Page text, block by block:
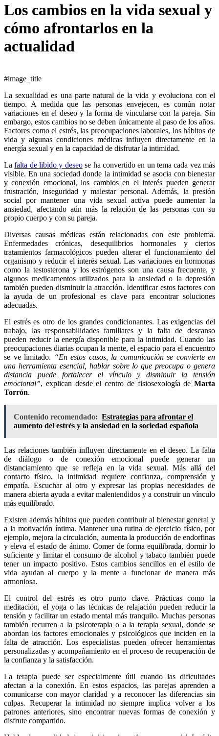
Los cambios en la vida sexual y
cómo afrontarlos en la
actualidad
#image_title
La sexualidad es una parte natural de la vida y evoluciona con el
tiempo. A medida que las personas envejecen, es común notar
variaciones en el deseo y la forma de vincularse con la pareja. Sin
embargo, estos cambios no se deben únicamente al paso de los años.
Factores como el estrés, las preocupaciones laborales, los hábitos de
vida y algunas condiciones médicas influyen directamente en la
energía sexual y en la capacidad de disfrutar la intimidad.
Lafalta de libido y deseose ha convertido en un tema cada vez más
visible. En una sociedad donde la intimidad se asocia con bienestar
y conexión emocional, los cambios en el interés pueden generar
frustración, inseguridad y malestar personal. Además, la presión
social por mantener una vida sexual activa puede aumentar la
ansiedad, afectando aún más la relación de las personas con su
propio cuerpo y con su pareja.
Diversas causas médicas están relacionadas con este problema.
Enfermedades crónicas, desequilibrios hormonales y ciertos
tratamientos farmacológicos pueden alterar el funcionamiento del
organismo y reducir el interés sexual. Las variaciones en hormonas
como la testosterona y los estrógenos son una causa frecuente, y
algunos medicamentos utilizados para la ansiedad o la depresión
también pueden disminuir la atracción. Identificar estos factores con
la ayuda de un profesional es clave para encontrar soluciones
adecuadas.
El estrés es otro de los grandes condicionantes. Las exigencias del
trabajo, las responsabilidades familiares y la falta de descanso
pueden reducir la energía disponible para la intimidad. Cuando las
preocupaciones diarias ocupan la mente, el espacio para el encuentro
se ve limitado. “En estos casos, la comunicación se convierte en
una herramienta esencial, hablar sobre lo que preocupa o genera
distancia puede fortalecer el vínculo y disminuir la tensión
emocional”, explican desde el centro de fisiosexología de Marta
Torrón.
Contenido recomendado: Estrategias para afrontar el
aumento del estrés y la ansiedad en la sociedad española
Las relaciones también influyen directamente en el deseo. La falta
de diálogo o de conexión emocional puede generar un
distanciamiento que se refleja en la vida sexual. Más allá del
contacto físico, la intimidad requiere confianza, comprensión y
empatía. Escuchar al otro y expresar las propias necesidades de
manera abierta ayuda a evitar malentendidos y a construir un vínculo
más equilibrado.
Existen además hábitos que pueden contribuir al bienestar general y
a la motivación íntima. Mantener una rutina de ejercicio físico, por
ejemplo, mejora la circulación, aumenta la producción de endorfinas
y eleva el estado de ánimo. Comer de forma equilibrada, dormir lo
suficiente y limitar el consumo de alcohol y tabaco también puede
tener un impacto positivo. Estos cambios sencillos en el estilo de
vida ayudan al cuerpo y la mente a funcionar de manera más
armoniosa.
El control del estrés es otro punto clave. Prácticas como la
meditación, el yoga o las técnicas de relajación pueden reducir la
tensión y facilitar un estado mental más tranquilo. Muchas personas
también recurren a la psicoterapia o a la terapia sexual, donde se
abordan los factores emocionales y psicológicos que inciden en la
falta de atracción. Los especialistas pueden ofrecer herramientas
personalizadas y acompañamiento en el proceso de recuperación de
la confianza y la satisfacción.
La terapia puede ser especialmente útil cuando las dificultades
afectan a la conexión. En estos espacios, las parejas aprenden a
comunicarse con mayor claridad y a reconocer las diferencias sin
culpas. Recuperar la intimidad no siempre implica volver a los
patrones anteriores, sino encontrar nuevas formas de conexión y
disfrute compartido.